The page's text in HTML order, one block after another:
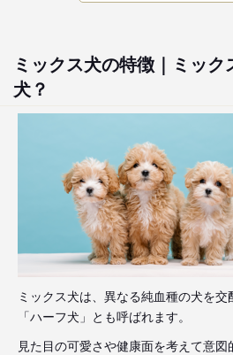
ミックス犬の特徴｜ミッ
犬？
ミックス犬は、異なる純血種の犬を
「ハーフ犬」とも呼ばれます。
見た目の可愛さや健康面を考えて意